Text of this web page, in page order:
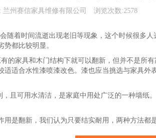
兰州赛信家具维修有限公司 浏览次数:2578
着时间流逝出现老旧等现象，这个时候很多人
势都比较明显。
家具和木门结构下就可以翻新，但并不是所
适合水性漆喷漆改色。漆也应当挑选与家具
可用水清洁，是家庭中用处广泛的一种墙纸
是翻新，我们认为只要结实耐用，两种方法都